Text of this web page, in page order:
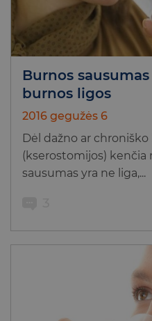
Burnos
burnos ligos
2016 gegužės 6
Dėl dažno ar
(kserostomijos)
sausumas yra ne liga,...